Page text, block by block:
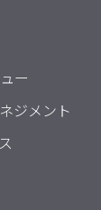
ー
ジメント